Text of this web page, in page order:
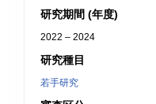
研究期間 (年度)
2022 – 2024
研究種目
若手研究